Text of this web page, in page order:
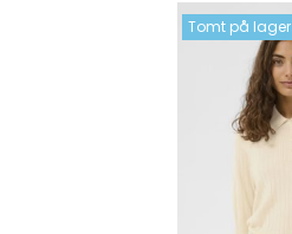
Tomt på lager